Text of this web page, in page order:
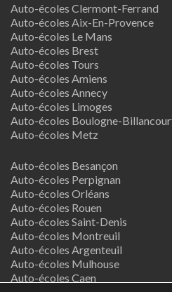
Auto-écoles Clermont-Ferrand
Auto-écoles Aix-En-Provence
Auto-écoles Le Mans
Auto-écoles Brest
Auto-écoles Tours
Auto-écoles Amiens
Auto-écoles Annecy
Auto-écoles Limoges
Auto-écoles Boulogne-
Auto-écoles Metz
Auto-écoles Besançon
Auto-écoles Perpignan
Auto-écoles Orléans
Auto-écoles Rouen
Auto-écoles Saint-Denis
Auto-écoles Montreuil
Auto-écoles Argenteuil
Auto-écoles Mulhouse
Auto-écoles Caen